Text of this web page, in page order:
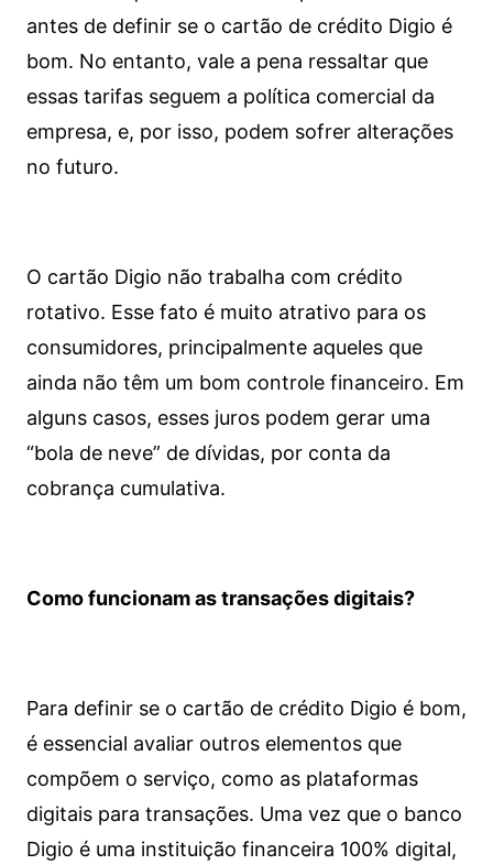
antes de definir se o cartão de crédito Digio é
bom. No entanto, vale a pena ressaltar que
essas tarifas seguem a política comercial da
empresa, e, por isso, podem sofrer alterações
no futuro.
O cartão Digio não trabalha com crédito
rotativo. Esse fato é muito atrativo para os
consumidores, principalmente aqueles que
ainda não têm um bom controle financeiro. Em
alguns casos, esses juros podem gerar uma
“bola de neve” de dívidas, por conta da
cobrança cumulativa.
Como funcionam as transações digitais?
Para definir se o cartão de crédito Digio é bom,
é essencial avaliar outros elementos que
compõem o serviço, como as plataformas
digitais para transações. Uma vez que o banco
Digio é uma instituição financeira 100% digital,